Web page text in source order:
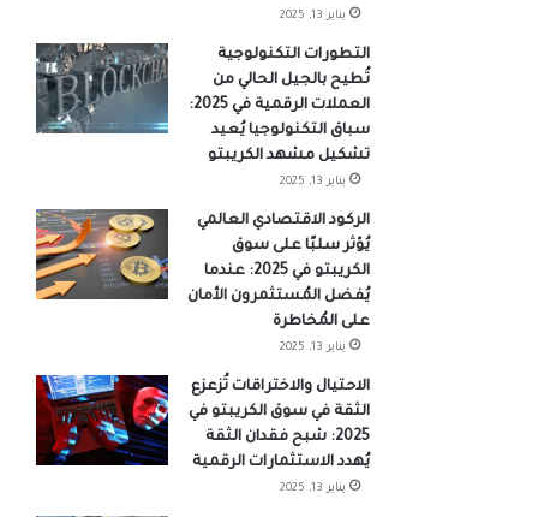
يناير 13, 2025
التطورات التكنولوجية
تُطيح بالجيل الحالي من
العملات الرقمية في 2025:
سباق التكنولوجيا يُعيد
تشكيل مشهد الكريبتو
يناير 13, 2025
الركود الاقتصادي العالمي
يُؤثر سلبًا على سوق
الكريبتو في 2025: عندما
يُفضل المُستثمرون الأمان
على المُخاطرة
يناير 13, 2025
الاحتيال والاختراقات تُزعزع
الثقة في سوق الكريبتو في
2025: شبح فقدان الثقة
يُهدد الاستثمارات الرقمية
يناير 13, 2025